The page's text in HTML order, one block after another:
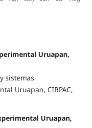
Uruapan,
sistemas
Uruapan, CIRPAC,
Uruapan,